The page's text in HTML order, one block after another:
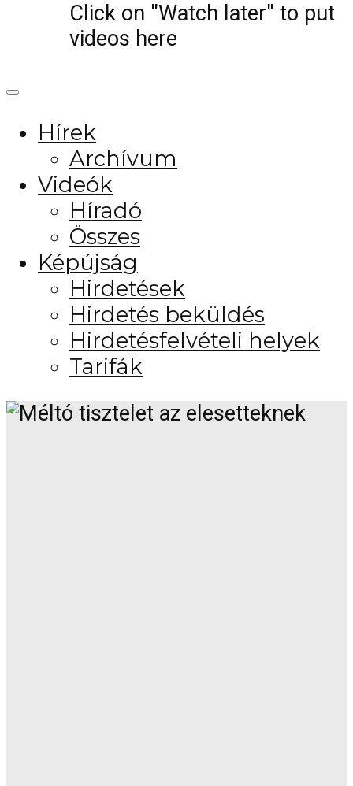
Click on "Watch later" to put
videos here
Hírek
Archívum
Videók
Híradó
Összes
Képújság
Hirdetések
Hirdetés beküldés
Hirdetésfelvételi helyek
Tarifák